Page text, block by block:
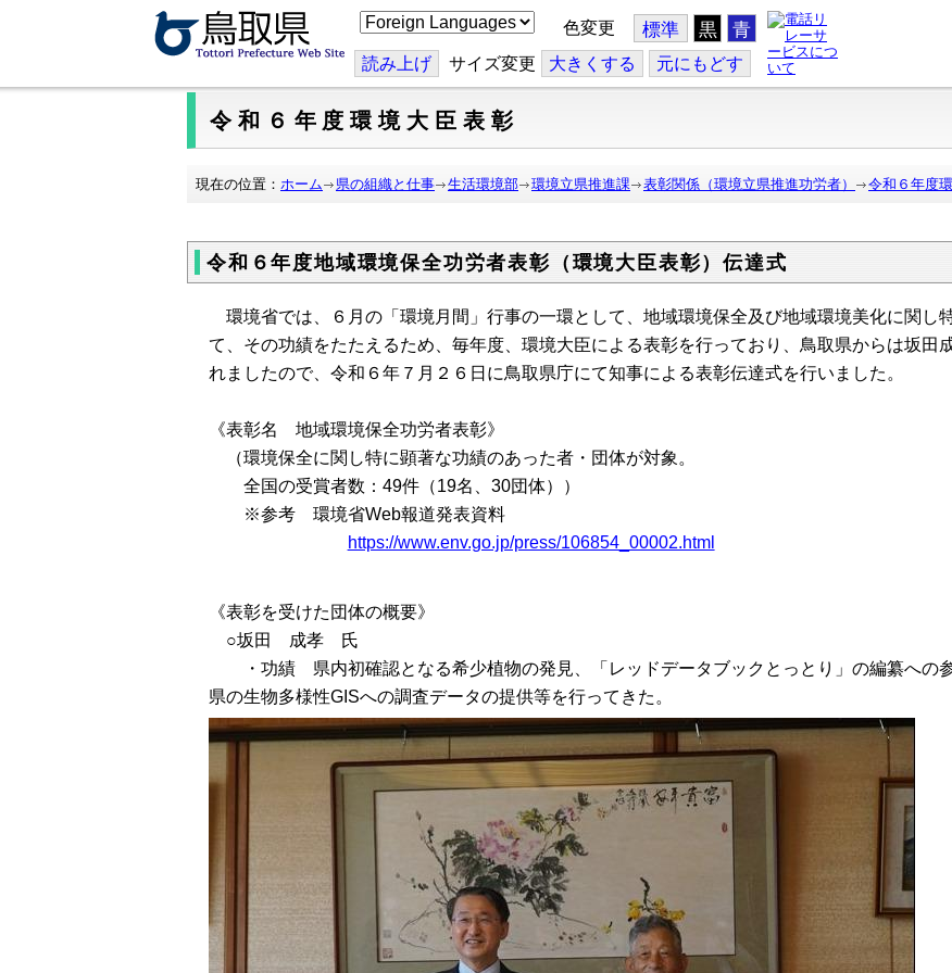
こ
の
ジ
を
翻
訳
色変更 標準 黒 青
読み上げ サイズ変更 大きくする 元にもどす
令和６年度環境大臣表彰
現在の位置： ホーム 県の組織と仕事 生活環境部 環境立県推進課 表彰関係（環境立県推進功労者） 令和６年度
令和６年度地域環境保全功労者表彰（環境大臣表彰）伝達式
環境省では、６月の「環境月間」行事の一環として、地域環境保全及び地域環境美化に関し
て、その功績をたたえるため、毎年度、環境大臣による表彰を行っており、鳥取県からは坂田
れましたので、令和６年７月２６日に鳥取県庁にて知事による表彰伝達式を行いました。
《表彰名 地域環境保全功労者表彰》
（環境保全に関し特に顕著な功績のあった者・団体が対象。
全国の受賞者数：49件（19名、30団体））
※参考 環境省Web報道発表資料
https://www.env.go.jp/press/106854_00002.html
《表彰を受けた団体の概要》
○坂田 成孝 氏
・功績 県内初確認となる希少植物の発見、「レッドデータブックとっとり」の編纂への
県の生物多様性GISへの調査データの提供等を行ってきた。